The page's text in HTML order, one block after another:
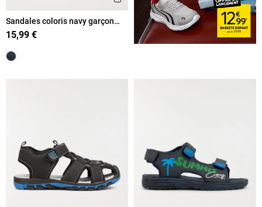
Sandales coloris navy garçon
(31-36)
15,99 €